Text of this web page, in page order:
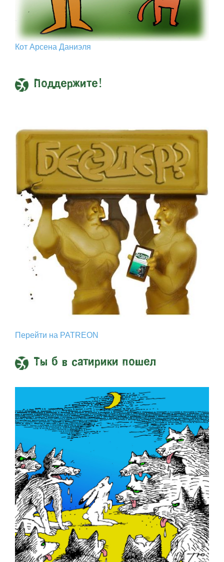
Кот Арcена Даниэля
Поддержите!
Перейти на PATREON
Ты б в сатирики пошел